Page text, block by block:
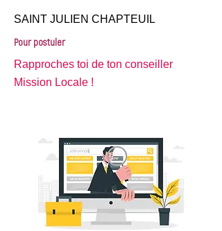
SAINT JULIEN CHAPTEUIL
Pour postuler
Rapproches toi de ton conseiller
Mission Locale !